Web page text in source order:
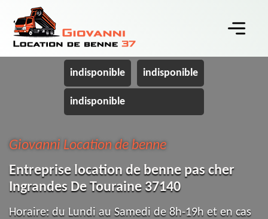
indisponible indisponible
indisponible
Giovanni Location de benne
Entreprise location de benne pas cher
Ingrandes De Touraine 37140
Horaire: du Lundi au Samedi de 8h-19h et en cas